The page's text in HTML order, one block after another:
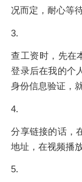
况而定，耐心等
3.
查工资时，先在
登录后在我的个
身份信息验证，
4.
分享链接的话，
地址，在视频播
5.